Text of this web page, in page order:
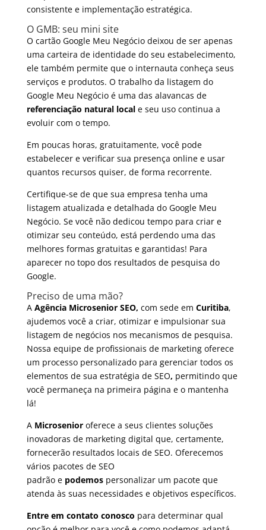
consistente e implementação estratégica.
O GMB: seu mini site
O cartão Google Meu Negócio deixou de ser apenas
uma carteira de identidade do seu estabelecimento,
ele também permite que o internauta conheça seus
serviços e produtos. O trabalho da listagem do
Google Meu Negócio é uma das alavancas de
referenciação natural locale seu uso continua a
evoluir com o tempo.
Em poucas horas, gratuitamente, você pode
estabelecer e verificar sua presença online e usar
quantos recursos quiser, de forma recorrente.
Certifique-se de que sua empresa tenha uma
listagem atualizada e detalhada do Google Meu
Negócio. Se você não dedicou tempo para criar e
otimizar seu conteúdo, está perdendo uma das
melhores formas gratuitas e garantidas! Para
aparecer no topo dos resultados de pesquisa do
Google.
Preciso de uma mão?
A Agência Microsenior SEO, com sede em Curitiba,
ajudemos você a criar, otimizar e impulsionar sua
listagem de negócios nos mecanismos de pesquisa.
Nossa equipe de profissionais de marketing oferece
um processo personalizado para gerenciar todos os
elementos de sua estratégia de SEO, permitindo que
você permaneça na primeira página e o mantenha
lá!
A Microsenioroferece a seus clientes soluções
inovadoras de marketing digital que, certamente,
fornecerão resultados locais de SEO. Oferecemos
vários pacotes de SEO
padrão e podemospersonalizar um pacote que
atenda às suas necessidades e objetivos específicos.
Entre em contato conosco para determinar qual